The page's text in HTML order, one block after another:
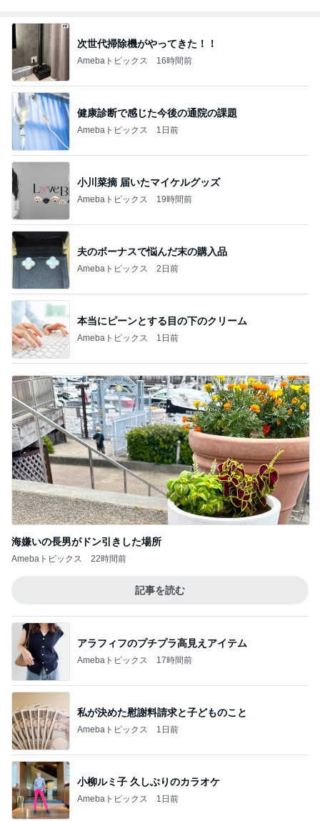
次世代掃除機がやってきた！！
Amebaトピックス 16時間前
健康診断で感じた今後の通院の課題
Amebaトピックス 1日前
小川菜摘 届いたマイケルグッズ
Amebaトピックス 19時間前
夫のボーナスで悩んだ末の購入品
Amebaトピックス 2日前
本当にピーンとする目の下のクリーム
Amebaトピックス 1日前
海嫌いの長男がドン引きした場所
Amebaトピックス 22時間前
記事を読む
アラフィフのプチプラ高見えアイテム
Amebaトピックス 17時間前
私が決めた慰謝料請求と子どものこと
Amebaトピックス 1日前
小柳ルミ子 久しぶりのカラオケ
Amebaトピックス 1日前